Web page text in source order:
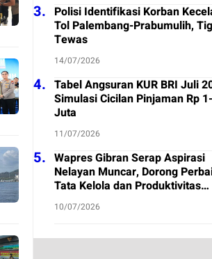
3. Polisi Identifikasi Korban
Tol Palembang-Prabumulih,
Tewas
14/07/2026
4. Tabel Angsuran KUR BRI Juli
Simulasi Cicilan Pinjaman Rp
Juta
11/07/2026
5. Wapres Gibran Serap Aspirasi
Nelayan Muncar, Dorong
Tata Kelola dan Produktivitas
Perikanan
10/07/2026